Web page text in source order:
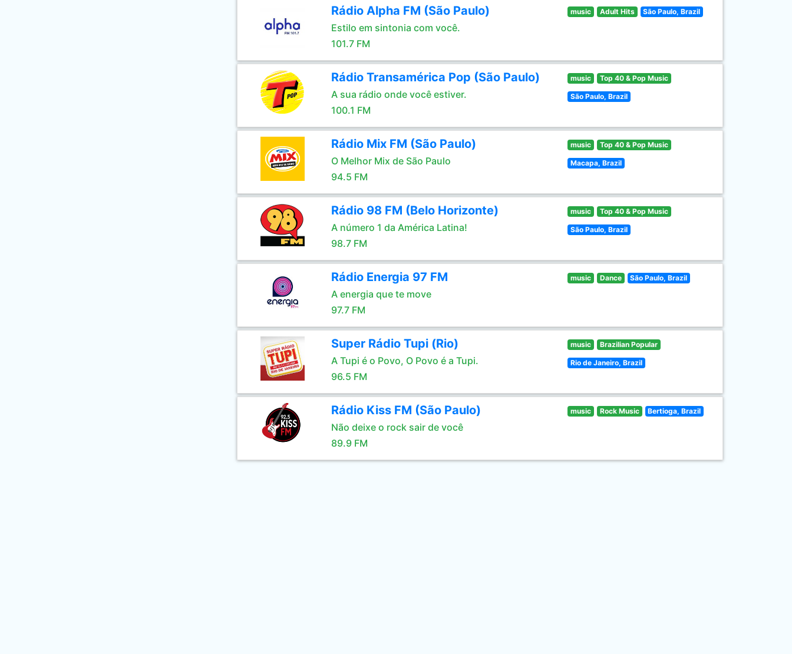
Rádio Alpha FM (São Paulo)
Estilo em sintonia com você.
101.7 FM
music Adult Hits São Paulo, Brazil
Rádio Transamérica Pop (São Paulo)
A sua rádio onde você estiver.
100.1 FM
music Top 40 & Pop Music
São Paulo, Brazil
Rádio Mix FM (São Paulo)
O Melhor Mix de São Paulo
94.5 FM
music Top 40 & Pop Music
Macapa, Brazil
Rádio 98 FM (Belo Horizonte)
A número 1 da América Latina!
98.7 FM
music Top 40 & Pop Music
São Paulo, Brazil
Rádio Energia 97 FM
A energia que te move
97.7 FM
music Dance São Paulo, Brazil
Super Rádio Tupi (Rio)
A Tupi é o Povo, O Povo é a Tupi.
96.5 FM
music Brazilian Popular
Rio de Janeiro, Brazil
Rádio Kiss FM (São Paulo)
Não deixe o rock sair de você
89.9 FM
music Rock Music Bertioga, Brazil